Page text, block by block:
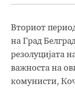
Вториот
на Град
резолуцијата
важноста на
комунисти,